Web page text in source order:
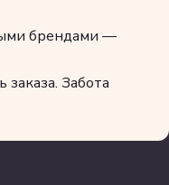
брендами —
Забота